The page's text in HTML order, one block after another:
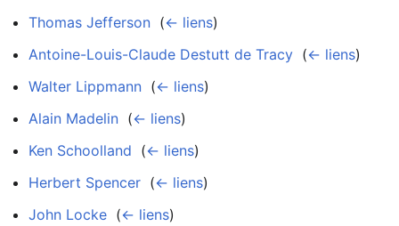
Thomas Jefferson (← liens)
Antoine-Louis-Claude Destutt de Tracy (← liens)
Walter Lippmann (← liens)
Alain Madelin (← liens)
Ken Schoolland (← liens)
Herbert Spencer (← liens)
John Locke (← liens)